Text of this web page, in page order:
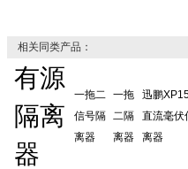
相关同类产品：
有源
隔离
器
一拖二
信号隔
离器
一拖
二隔
离器
迅鹏
直流毫伏
离器